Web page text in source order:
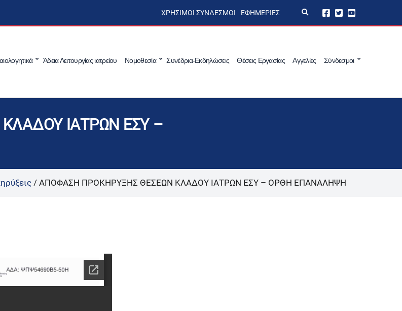
ΧΡΉΣΙΜΟΙ ΣΎΝΔΕΣΜΟΙ ΕΦΗΜΕΡΊΕΣ
p
s
e
Άδεια Λειτουργίας ιατρείου Νομοθεσία Συνέδρια-Εκδηλώσεις Θέσεις Εργασίας Αγγελίες Σύνδεσμοι
ΙΑΤΡΩΝ ΕΣΥ –
/ ΑΠΟΦΑΣΗ ΠΡΟΚΗΡΥΞΗΣ ΘΕΣΕΩΝ ΚΛΑΔΟΥ ΙΑΤΡΩΝ ΕΣΥ – ΟΡΘΗ ΕΠΑΝΑΛΗΨΗ